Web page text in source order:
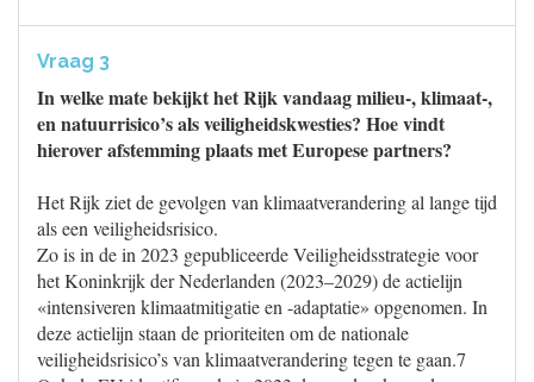
Vraag 3
In welke mate bekijkt het Rijk vandaag milieu-, klimaat-,
en natuurrisico’s als veiligheidskwesties? Hoe vindt
hierover afstemming plaats met Europese partners?
Het Rijk ziet de gevolgen van klimaatverandering al lange tijd
als een veiligheidsrisico.
Zo is in de in 2023 gepubliceerde Veiligheidsstrategie voor
het Koninkrijk der Nederlanden (2023–2029) de actielijn
«intensiveren klimaatmitigatie en -adaptatie» opgenomen. In
deze actielijn staan de prioriteiten om de nationale
veiligheidsrisico’s van klimaatverandering tegen te gaan.7